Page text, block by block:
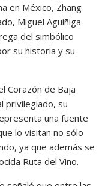
en México, Zhang
Miguel Aguiñiga
del simbólico
su historia y su
Corazón de Baja
privilegiado, su
una fuente
lo visitan no sólo
ya que además se
Ruta del Vino.